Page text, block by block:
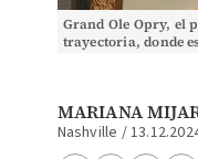
Grand Ole Opry, el
trayectoria, donde
MARIANA
Nashville /